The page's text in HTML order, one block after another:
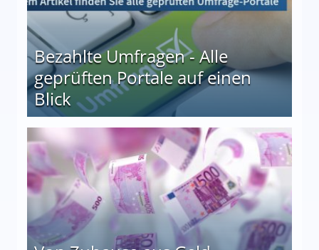
Bezahlte Umfragen - Alle
geprüften Portale auf einen
Blick
auf einen Blick